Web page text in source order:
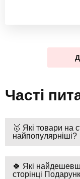
Часті
🥇 Які товари на
найпопулярніші?
🍀 Які
сторінці